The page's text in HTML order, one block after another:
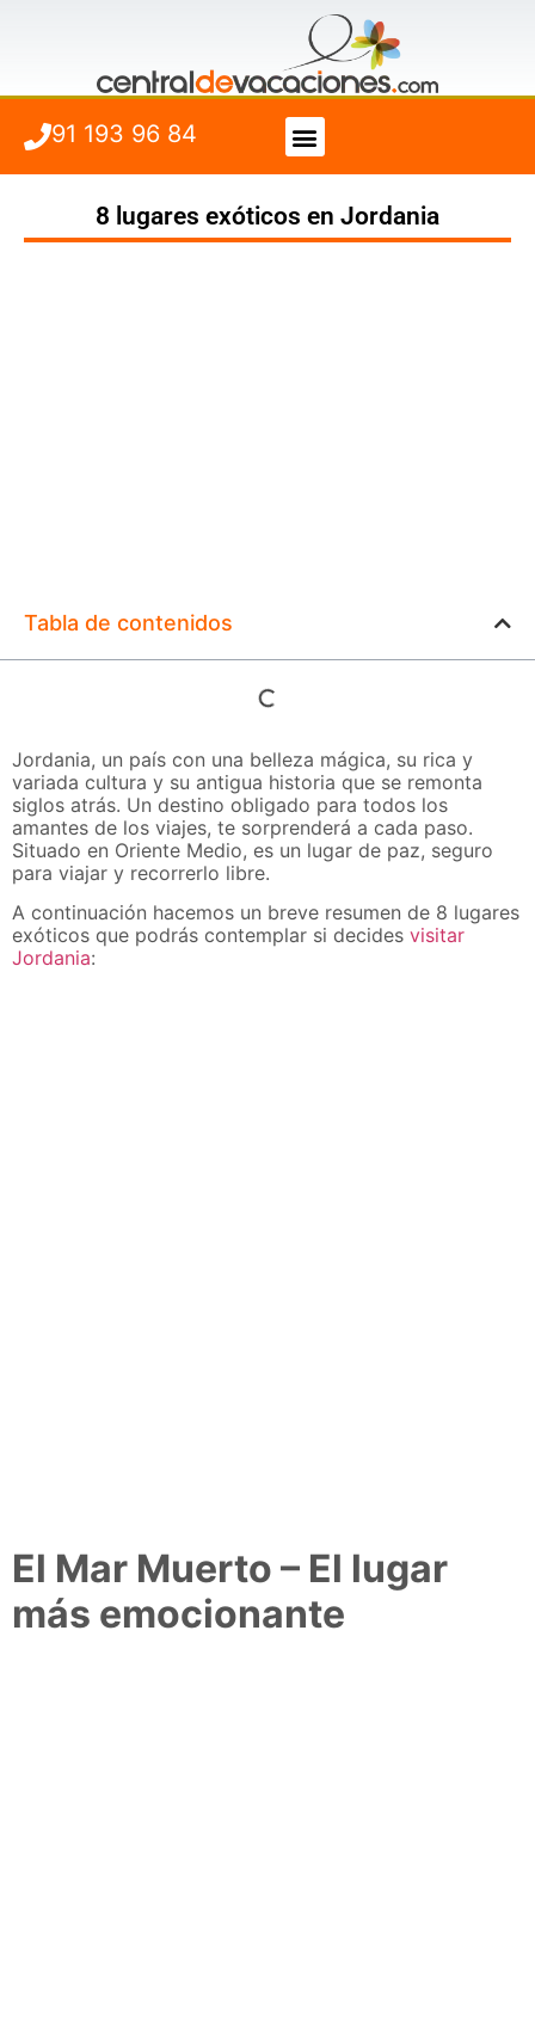
91 193 96 84
8 lugares exóticos en Jordania
Tabla de contenidos
Jordania, un país con una belleza mágica, su rica y
variada cultura y su antigua historia que se remonta
siglos atrás. Un destino obligado para todos los
amantes de los viajes, te sorprenderá a cada paso.
Situado en Oriente Medio, es un lugar de paz, seguro
para viajar y recorrerlo libre.
A continuación hacemos un breve resumen de 8 lugares
exóticos que podrás contemplar si decides visitar
Jordania:
El Mar Muerto – El lugar
más emocionante